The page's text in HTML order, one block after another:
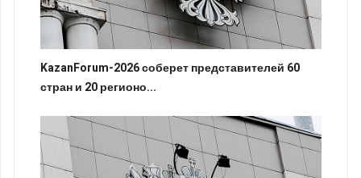
KazanForum-2026 соберет представителей 60
стран и 20 регионо...